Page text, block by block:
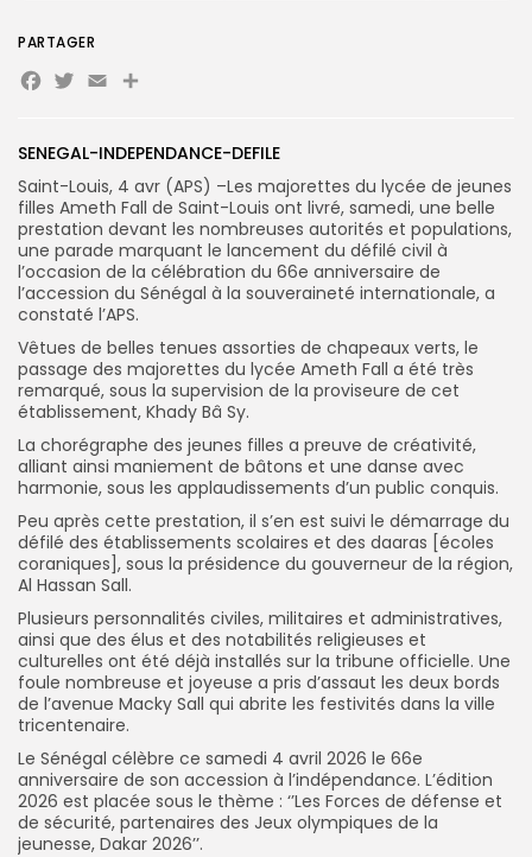
FR
SENEGAL-INDEPENDANCE-DEFILE
Saint-Louis, 4 avr (APS) –Les majorettes du lycée de jeunes
filles Ameth Fall de Saint-Louis ont livré, samedi, une belle
prestation devant les nombreuses autorités et populations,
une parade marquant le lancement du défilé civil à
l’occasion de la célébration du 66e anniversaire de
l’accession du Sénégal à la souveraineté internationale, a
constaté l’APS.
Vêtues de belles tenues assorties de chapeaux verts, le
passage des majorettes du lycée Ameth Fall a été très
remarqué, sous la supervision de la proviseure de cet
établissement, Khady Bâ Sy.
La chorégraphe des jeunes filles a preuve de créativité,
alliant ainsi maniement de bâtons et une danse avec
harmonie, sous les applaudissements d’un public conquis.
Peu après cette prestation, il s’en est suivi le démarrage du
défilé des établissements scolaires et des daaras [écoles
coraniques], sous la présidence du gouverneur de la région,
Al Hassan Sall.
Plusieurs personnalités civiles, militaires et administratives,
ainsi que des élus et des notabilités religieuses et
culturelles ont été déjà installés sur la tribune officielle. Une
foule nombreuse et joyeuse a pris d’assaut les deux bords
de l’avenue Macky Sall qui abrite les festivités dans la ville
tricentenaire.
Le Sénégal célèbre ce samedi 4 avril 2026 le 66e
anniversaire de son accession à l’indépendance. L’édition
2026 est placée sous le thème : ‘’Les Forces de défense et
de sécurité, partenaires des Jeux olympiques de la
jeunesse, Dakar 2026’’.
PARTAGER
Facebook
Twitter
EmailPartager